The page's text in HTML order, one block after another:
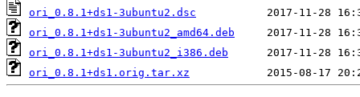
ori_0.8.1+ds1-3ubuntu2.dsc
ori_0.8.1+ds1-3ubuntu2_amd64.deb
ori_0.8.1+ds1-3ubuntu2_i386.deb
ori_0.8.1+ds1.orig.tar.xz